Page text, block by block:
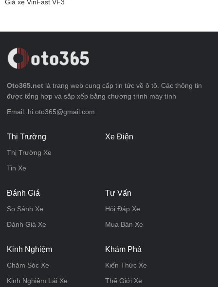
Giá xe VinFast VF3
Oto365.net là trang web cung cấp tin tức về ô tô. Các thông tin
được tổng hợp và sắp xếp bằng chương trình máy tính
Email: hi.oto365@gmail.com
Thị Trường
Thị Trường Xe
Tin Xe
Xe Điện
Đánh Giá
So Sánh Xe
Đánh Giá Xe
Tư Vấn
Hỏi Đáp Xe
Mua Bán Xe
Kinh Nghiệm
Chăm Sóc Xe
Kinh Nghiệm Lái Xe
Khám Phá
Kiến Thức Xe
Thế Giới Xe